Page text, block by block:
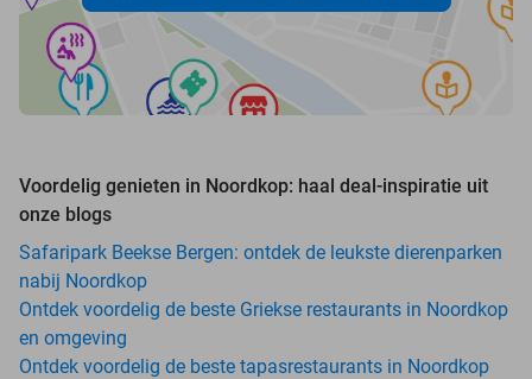
Voordelig genieten in Noordkop: haal deal-inspiratie uit
onze blogs
Safaripark Beekse Bergen: ontdek de leukste dierenparken
nabij Noordkop
Ontdek voordelig de beste Griekse restaurants in Noordkop
en omgeving
Ontdek voordelig de beste tapasrestaurants in Noordkop